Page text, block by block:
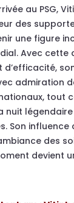
au PSG,
des
une figure
Avec cette
d’efficacité,
admiration
tout
nuit
Son influence
des
devient